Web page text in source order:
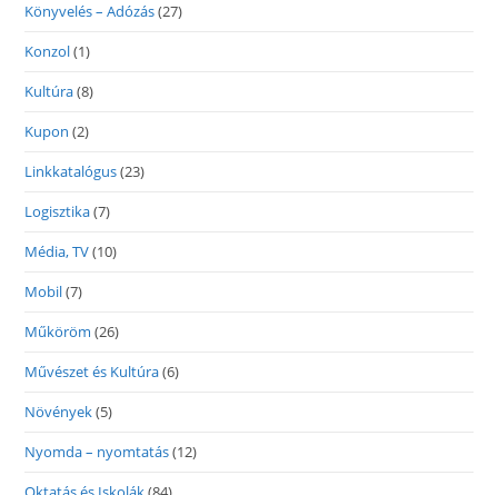
Könyvelés – Adózás(27)
Konzol(1)
Kultúra(8)
Kupon (2)
Linkkatalógus(23)
Logisztika(7)
Média, TV(10)
Mobil(7)
Műköröm (26)
Művészet és Kultúra(6)
Növények(5)
Nyomda – nyomtatás(12)